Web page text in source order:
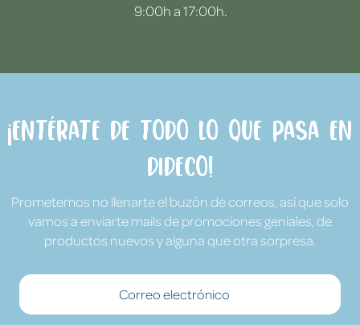
9:00h a 17:00h.
¡Entérate de todo lo que pasa en
Dideco!
Prometemos no llenarte el buzón de correos, así que solo
vamos a enviarte mails de promociones geniales, de
productos nuevos y alguna que otra sorpresa.